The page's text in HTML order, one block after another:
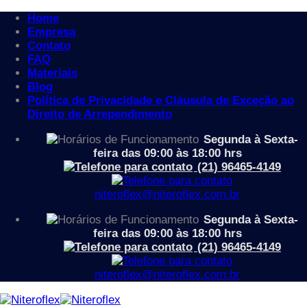
content
Home
Empresa
Contato
FAQ
Materiais
Blog
Política de Privacidade e Cláusula de Exceção ao
Direito de Arrependimento
Segunda à Sexta-
feira das 09:00 às 18:00 hrs
(21) 96465-4149
niteroflex@niteroflex.com.br
Segunda à Sexta-
feira das 09:00 às 18:00 hrs
(21) 96465-4149
niteroflex@niteroflex.com.br
Crepe Poliéster
Apoio para os pés
Arquibancadas
Auditório
Banco Ergonômico Industrial
Cadeira Auditório